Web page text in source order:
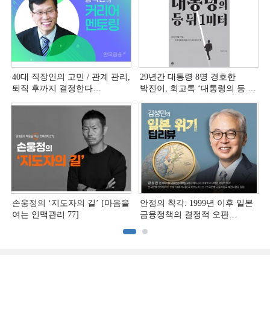
40대 직장인의 고민 / 관계 관리,
퇴직 후까지 결정한다
29년간 대통령 8명 경호한
박진이, 회고록 ‘대통령의 등 뒤
손웅정의 ‘지도자의 길’ [마음을
여는 인맥관리 77]
안정의 착각: 1999년 이후 일본
금융정책의 결정적 오판